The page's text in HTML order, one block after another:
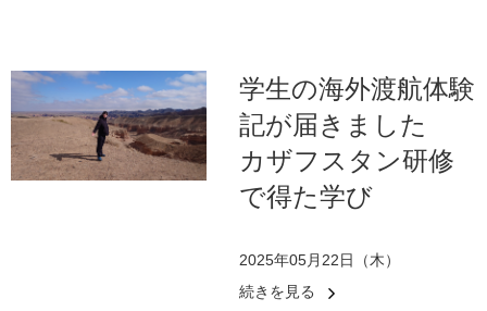
学生の海外渡航体験
記が届きました
カザフスタン研修
で得た学び
2025年05月22日（木）
続きを見る